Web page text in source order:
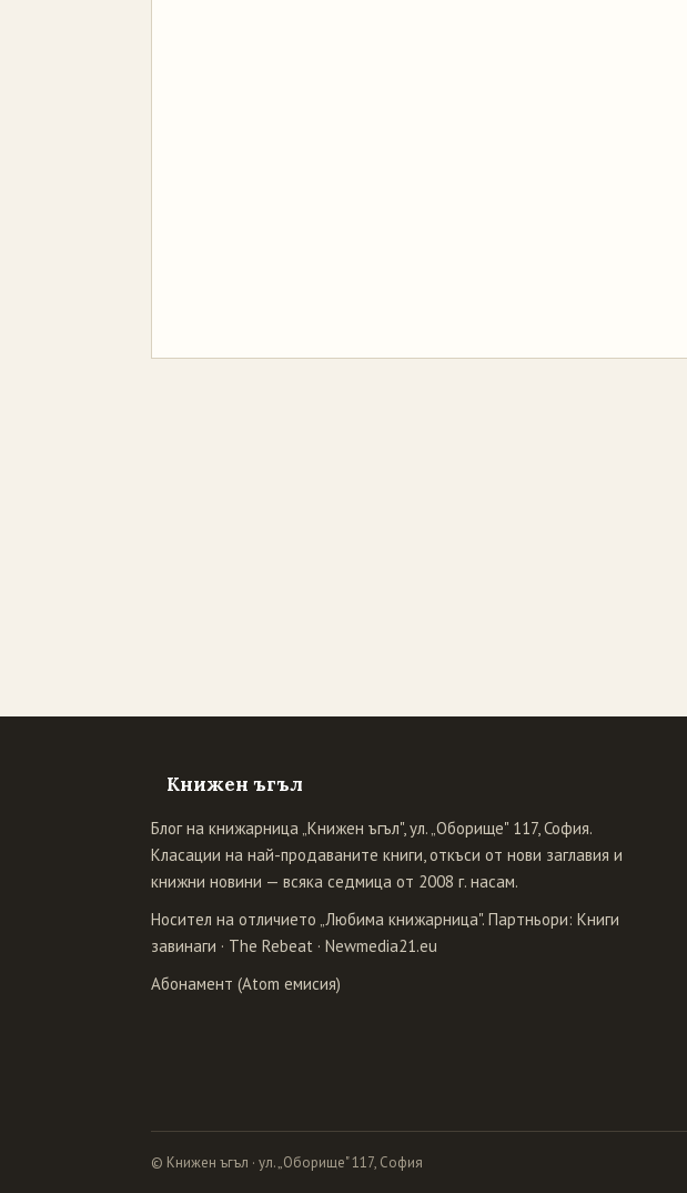
Книжен ъгъл
Блог на книжарница „Книжен ъгъл", ул. „Оборище" 117, София.
Класации на най-продаваните книги, откъси от нови заглавия и
книжни новини — всяка седмица от 2008 г. насам.
Носител на отличието „Любима книжарница". Партньори: Книги
завинаги · The Rebeat · Newmedia21.eu
Абонамент (Atom емисия)
© Книжен ъгъл · ул. „Оборище" 117, София